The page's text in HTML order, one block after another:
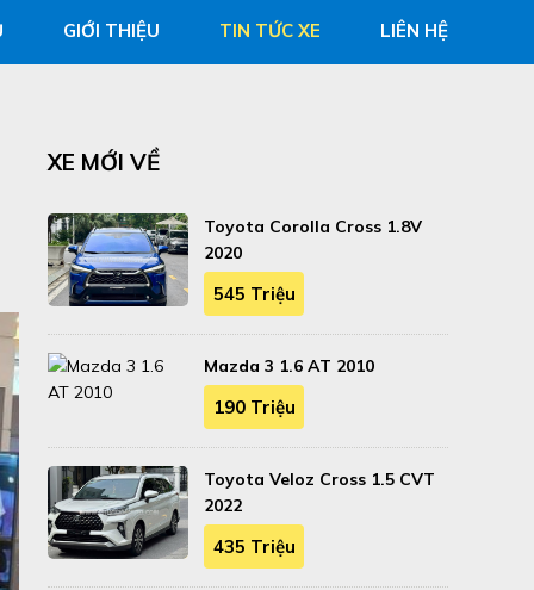
GIỚI THIỆU TIN TỨC XE LIÊN HỆ
XE MỚI VỀ
Toyota Corolla Cross 1.8V
2020
545 Triệu
Mazda 3 1.6 AT 2010
190 Triệu
Toyota Veloz Cross 1.5 CVT
2022
435 Triệu